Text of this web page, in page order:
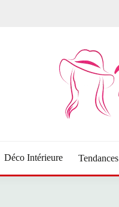
Déco Intérieure